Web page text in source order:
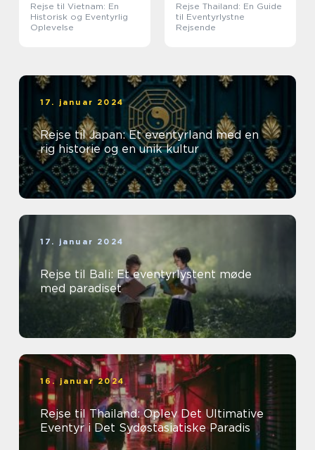
Rejse til Vietnam: En
Historisk og Eventyrlig
Oplevelse
Rejse Thailand: En Guide
til Eventyrlystne
Rejsende
17. januar 2024
Rejse til Japan: Et eventyrland med en
rig historie og en unik kultur
17. januar 2024
Rejse til Bali: Et eventyrlystent møde
med paradiset
16. januar 2024
Rejse til Thailand: Oplev Det Ultimative
Eventyr i Det Sydøstasiatiske Paradis